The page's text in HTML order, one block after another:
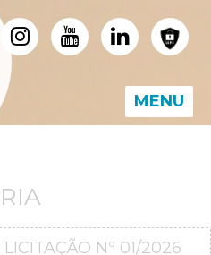
MENU
Nº 01/2026